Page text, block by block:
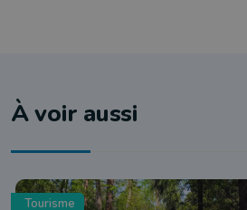
À voir aussi
Tourisme